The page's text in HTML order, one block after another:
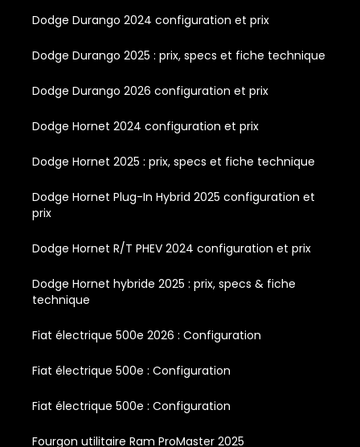
Dodge Durango 2024 configuration et prix
Dodge Durango 2025 : prix, specs et fiche technique
Dodge Durango 2026 configuration et prix
Dodge Hornet 2024 configuration et prix
Dodge Hornet 2025 : prix, specs et fiche technique
Dodge Hornet Plug-In Hybrid 2025 configuration et
prix
Dodge Hornet R/T PHEV 2024 configuration et prix
Dodge Hornet hybride 2025 : prix, specs & fiche
technique
Fiat électrique 500e 2026 : Configuration
Fiat électrique 500e : Configuration
Fiat électrique 500e : Configuration
Fourgon utilitaire Ram ProMaster 2025